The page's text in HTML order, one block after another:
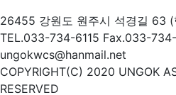
26455 강원도 원주시 석경길 63
TEL.033-734-6115 Fax.033-
ungokwcs@hanmail.net
COPYRIGHT(C) 2020 UNGOK
RESERVED